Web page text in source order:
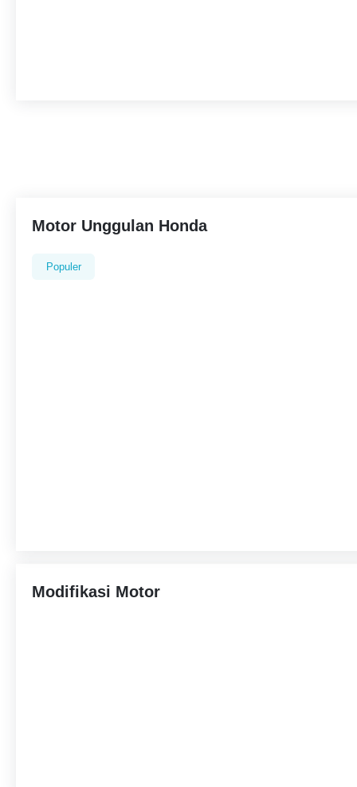
Motor Unggulan Honda
Populer
Modifikasi Motor